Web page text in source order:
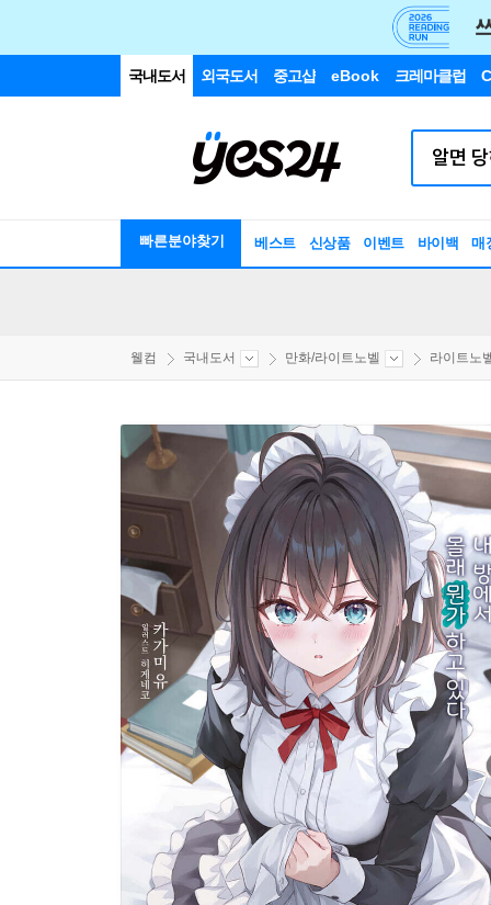
국내도서 외국도서 중고샵 eBook 크레마클럽
빠른분야찾기 베스트 신상품 이벤트 바이백 매
웰컴 국내도서 만화/라이트노벨 라이트노